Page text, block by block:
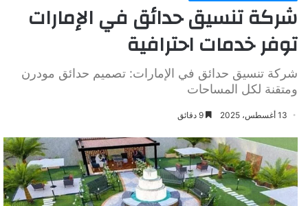
شركة تنسيق حدائق في الإمارات
توفر خدمات احترافية
شركة تنسيق حدائق في الإمارات: تصميم حدائق مودرن
ومتقنة لكل المساحات
13 أغسطس، 2025